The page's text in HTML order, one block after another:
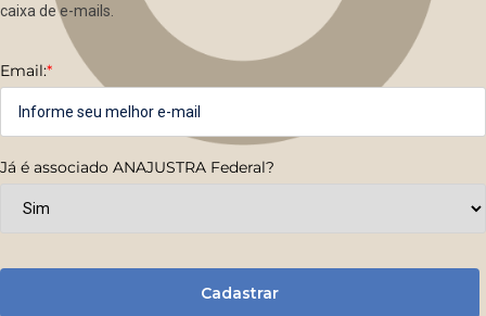
caixa de e-mails.
Email:*
Já é associado ANAJUSTRA Federal?
Cadastrar